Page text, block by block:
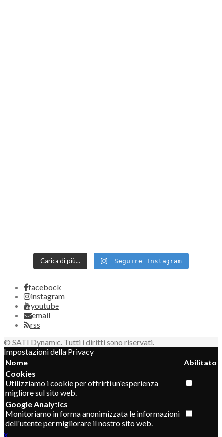
Carica di più... Seguire Instagram
facebook
instagram
youtube
email
rss
© SATI Dynamic. Tutti i diritti sono riservati.
Impostazioni della Privacy
Nome
Abilitato
Cookies
Utilizziamo i cookie per offrirti un'esperienza
migliore sul sito web.
Google Analytics
Monitoriamo in forma anonimizzata le informazioni
dell'utente per migliorare il nostro sito web.
x